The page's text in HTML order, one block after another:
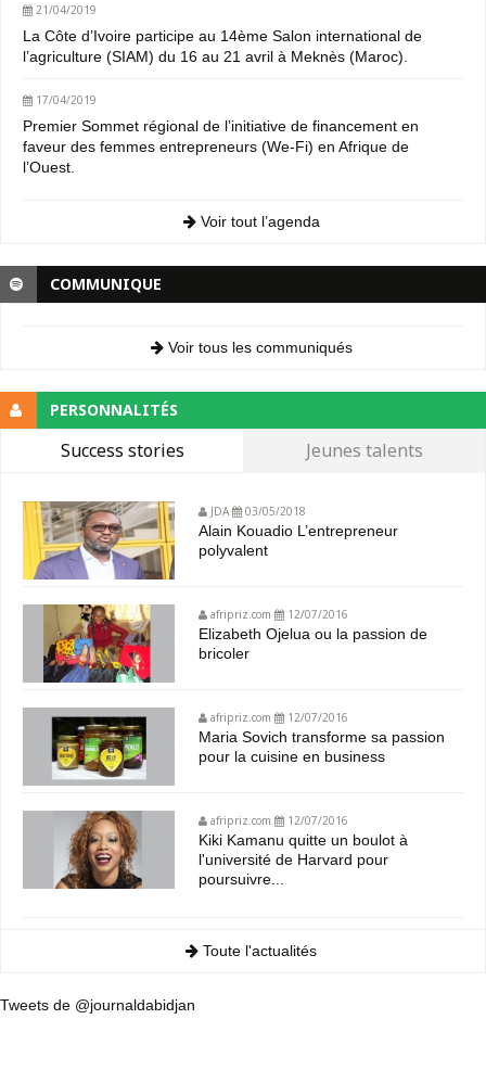
21/04/2019
La Côte d’Ivoire participe au 14ème Salon international de
l’agriculture (SIAM) du 16 au 21 avril à Meknès (Maroc).
17/04/2019
Premier Sommet régional de l’initiative de financement en
faveur des femmes entrepreneurs (We-Fi) en Afrique de
l’Ouest.
Voir tout l’agenda
COMMUNIQUE
Voir tous les communiqués
PERSONNALITÉS
Success stories Jeunes talents
JDA 03/05/2018
Alain Kouadio L’entrepreneur
polyvalent
afripriz.com 12/07/2016
Elizabeth Ojelua ou la passion de
bricoler
afripriz.com 12/07/2016
Maria Sovich transforme sa passion
pour la cuisine en business
afripriz.com 12/07/2016
Kiki Kamanu quitte un boulot à
l'université de Harvard pour
poursuivre...
Toute l'actualités
Tweets de @journaldabidjan